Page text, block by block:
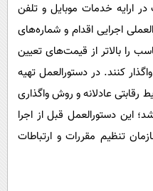
در ارایه خدمات موبایل و تلفن
اجرایی اقدام و شماره‌های
را بالاتر از قیمت‌های تعیین
کنند. در دستورالعمل تهیه
رقابتی عادلانه و روش واگذاری
این دستورالعمل قبل از اجرا
تنظیم مقررات و ارتباطات